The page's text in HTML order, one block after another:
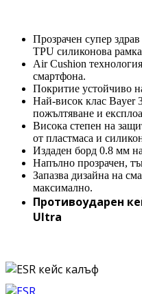
Прозрачен супер
TPU силиконова
Air Cushion
смартфона.
Покритие устойчиво
Най-висок клас Bayer
пожълтяване и
Висока степен на
от пластмаса и
Издаден борд 0.8 мм
Напълно прозрачен,
Запазва дизайна на
максимално.
Противоударен
Ultra